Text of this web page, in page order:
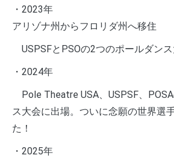
・2023年
アリゾナ州からフロリダ州へ移住
USPSFとPSOの2つのポールダン
・2024年
Pole Theatre USA、USPSF、POSAの3つのポールダン
ス大会に出場。ついに念願の世界選
た！
・2025年